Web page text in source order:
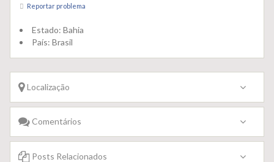
Reportar problema
Estado: Bahia
País: Brasil
Localização
Comentários
Posts Relacionados